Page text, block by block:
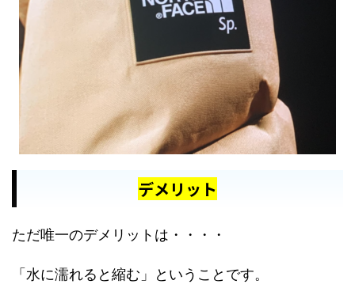
デメリット
ただ唯一のデメリットは・・・・
「水に濡れると縮む」ということです。